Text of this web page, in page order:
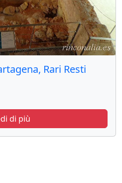
Rari Resti
di più